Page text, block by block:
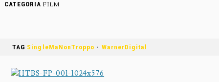
CATEGORIA FILM
TAG SingleMaNonTroppo - WarnerDigital